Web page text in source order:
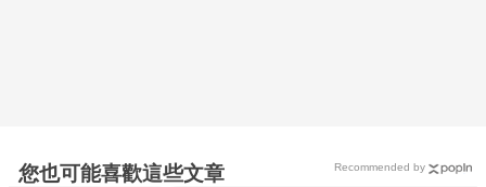
您也可能喜歡這些文章 Recommended by